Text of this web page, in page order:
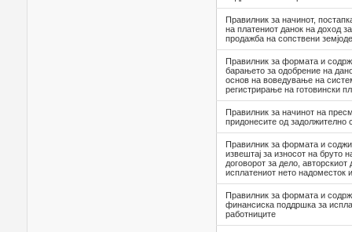
Правилник за начинот,
на платениот данок на доход
продажба на сопствени
Правилник за формата и
барањето за одобрение на
основ на воведување на
регистрирање на готовински
Правилник за начинот на
придонесите од задолжително
Правилник за формата и
извештај за износот на бруто
договорот за дело, авторскиoт
исплатениот нето надоместок
Правилник за формата и
финансиска поддршка за
работниците